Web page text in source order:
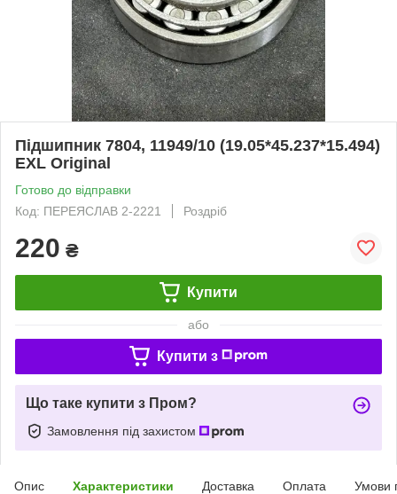
Підшипник 7804, 11949/10 (19.05*45.237*15.494)
EXL Original
Готово до відправки
Код: ПЕРЕЯСЛАВ 2-2221
Роздріб
220 ₴
Купити
або
Купити з
Що таке купити з Пром?
Замовлення під захистом
Опис Характеристики Доставка Оплата Умови